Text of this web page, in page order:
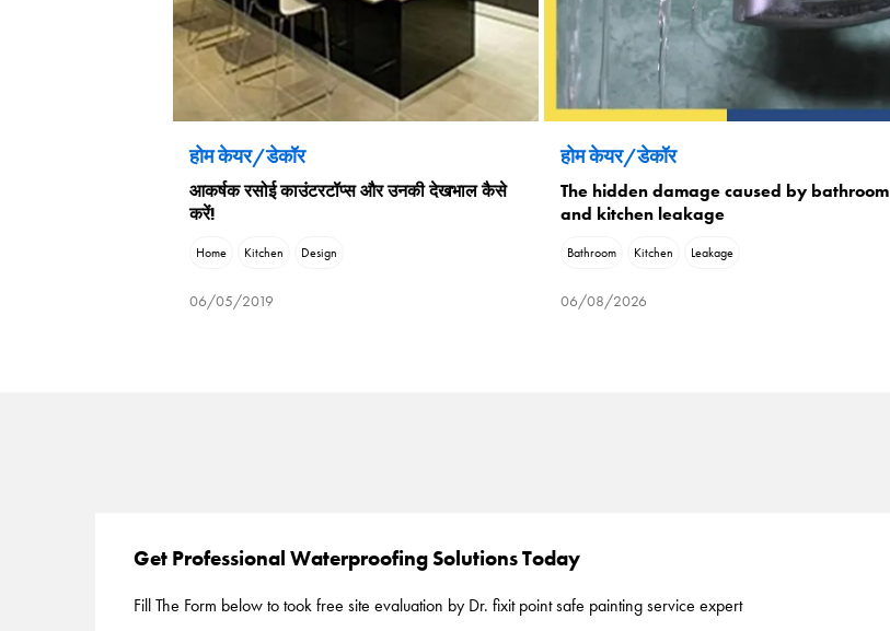
होम केयर/डेकॉर
आकर्षक रसोई काउंटरटॉप्स और उनकी देखभाल कैसे
करें!
Home Kitchen Design
06/05/2019
होम केयर/डेकॉर
The hidden damage caused by bathroom
and kitchen leakage
Bathroom Kitchen Leakage
06/08/2026
Get Professional Waterproofing Solutions Today
Fill The Form below to took free site evaluation by Dr. fixit point safe painting service expert